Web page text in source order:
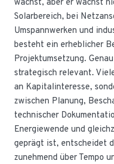
wächst, aber er wächst
Solarbereich, bei
Umspannwerken und
besteht ein erheblicher
Projektumsetzung.
strategisch relevant.
an Kapitalinteresse,
zwischen Planung,
technischer
Energiewende und
geprägt ist, entscheidet
zunehmend über Tempo